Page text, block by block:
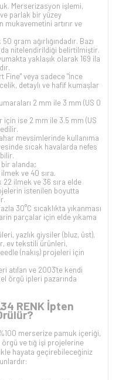
Merserizasyon işlemi,
parlak bir yüzey
mukavemetini artırır ve
gram ağırlığındadır. Bazı
nitelendirildiği belirtilmiştir.
yaklaşık olarak 169 ila
Fine" veya sadece "İnce
detaylı ve hafif kumaşlar
2 mm ile 3 mm (US 0
için ise 2 mm ile 3.5 mm (US
mevsimlerinde kullanıma
sıcak havalarda nefes
bir alanda;
ve 40 sıra.
22 ilmek ve 36 sıra elde
istenilen boyutta
30°C sıcaklıkta yıkanması
parçalar için elde yıkama
yazlık giysiler (bluz, üst),
ev tekstili ürünleri,
(nakış) projeleri için
atılan ve 2003'te kendi
örgü ipleri pazarında
RENK İpten
merserize pamuk içeriği,
ve tığ işi projelerine
hayata geçirebileceğiniz